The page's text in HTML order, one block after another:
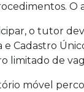
O
o tutor
e Cadastro
limitado de
móvel